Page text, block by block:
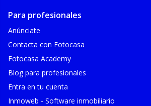
Para profesionales
Anúnciate
Contacta con Fotocasa
Fotocasa Academy
Blog para profesionales
Entra en tu cuenta
Inmoweb - Software inmobiliario